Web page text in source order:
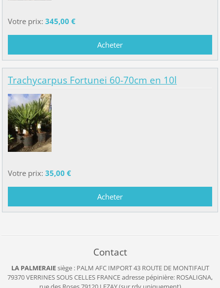
Votre prix: 345,00 €
Trachycarpus Fortunei 60-70cm en 10l
Votre prix: 35,00 €
Contact
LA PALMERAIEsiège : PALM AFC IMPORT43 ROUTE DE MONTIFAUT
79370 VERRINES SOUS CELLES FRANCEadresse pépinière: ROSALIGNA,